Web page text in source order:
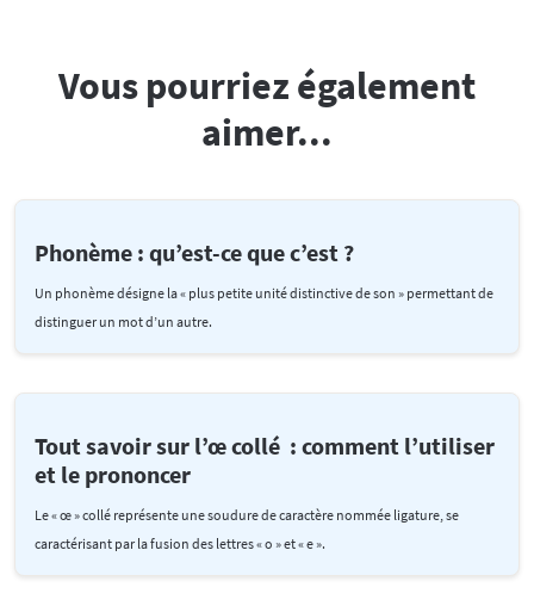
Vous pourriez également
aimer...
Phonème : qu’est-ce que c’est ?
Un phonème désigne la « plus petite unité distinctive de son » permettant de
distinguer un mot d’un autre.
Tout savoir sur l’œ collé : comment l’utiliser
et le prononcer
Le « œ » collé représente une soudure de caractère nommée ligature, se
caractérisant par la fusion des lettres « o » et « e ».